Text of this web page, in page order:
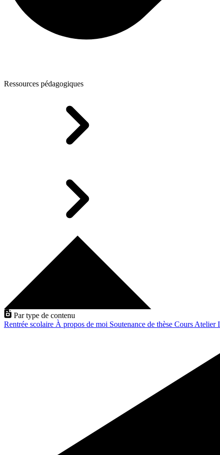
Ressources pédagogiques
Par type de contenu
Rentrée scolaire À propos de moi Soutenance de thèse Cours Atelier